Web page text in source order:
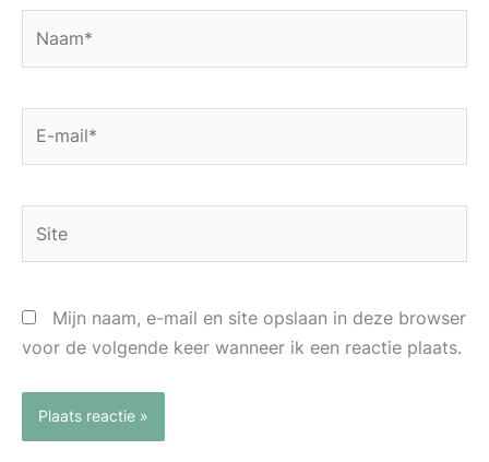
Mijn naam, e-mail en site opslaan in deze browser
voor de volgende keer wanneer ik een reactie plaats.